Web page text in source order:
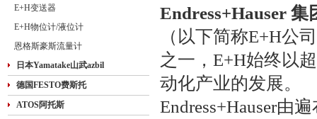
E+H变送器
E+H物位计/液位计
恩格斯豪斯流量计
日本Yamatake山武azbil
德国FESTO费斯托
ATOS阿托斯
Endress+Hauser 集
（以下简称E+H公
之一，E+H始终以
动化产业的发展。
Endress+Hauser由